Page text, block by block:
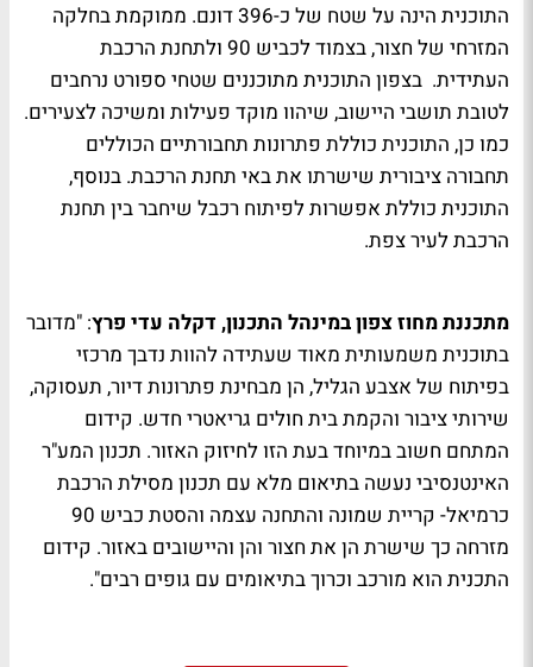
התוכנית הינה על שטח של כ-396 דונם. ממוקמת בחלקה
המזרחי של חצור, בצמוד לכביש 90 ולתחנת הרכבת
העתידית. בצפון התוכנית מתוכננים שטחי ספורט נרחבים
לטובת תושבי היישוב, שיהוו מוקד פעילות ומשיכה לצעירים.
כמו כן, התוכנית כוללת פתרונות תחבורתיים הכוללים
תחבורה ציבורית שישרתו את באי תחנת הרכבת. בנוסף,
התוכנית כוללת אפשרות לפיתוח רכבל שיחבר בין תחנת
הרכבת לעיר צפת.
מתכננת מחוז צפון במינהל התכנון, דקלה עדי פרץ: "מדובר
בתוכנית משמעותית מאוד שעתידה להוות נדבך מרכזי
בפיתוח של אצבע הגליל, הן מבחינת פתרונות דיור, תעסוקה,
שירותי ציבור והקמת בית חולים גריאטרי חדש. קידום
המתחם חשוב במיוחד בעת הזו לחיזוק האזור. תכנון המע"ר
האינטנסיבי נעשה בתיאום מלא עם תכנון מסילת הרכבת
כרמיאל- קריית שמונה והתחנה עצמה והסטת כביש 90
מזרחה כך שישרת הן את חצור והן והיישובים באזור. קידום
התכנית הוא מורכב וכרוך בתיאומים עם גופים רבים".